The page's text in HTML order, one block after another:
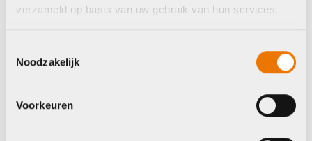
verzameld op basis van uw gebruik van hun services.
Noodzakelijk
Voorkeuren
Op voorraad in winkel